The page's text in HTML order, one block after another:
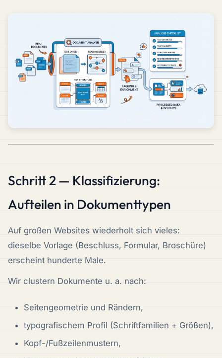
Schritt 2 — Klassifizierung:
Aufteilen in Dokumenttypen
Auf großen Websites wiederholt sich vieles:
dieselbe Vorlage (Beschluss, Formular, Broschüre)
erscheint hunderte Male.
Wir clustern Dokumente u. a. nach:
Seitengeometrie und Rändern,
typografischem Profil (Schriftfamilien + Größen),
Kopf-/Fußzeilenmustern,